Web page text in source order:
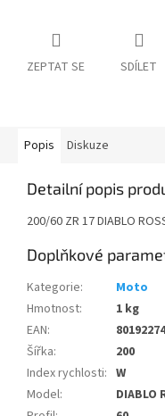
ZEPTAT SE SDÍLET
Popis Diskuze
Detailní popis
200/60 ZR 17 DIABLO
Doplňkové
Kategorie:
Moto
Hmotnost:
1 kg
EAN:
Šířka:
200
Index rychlosti: W
Model:
DIABLO